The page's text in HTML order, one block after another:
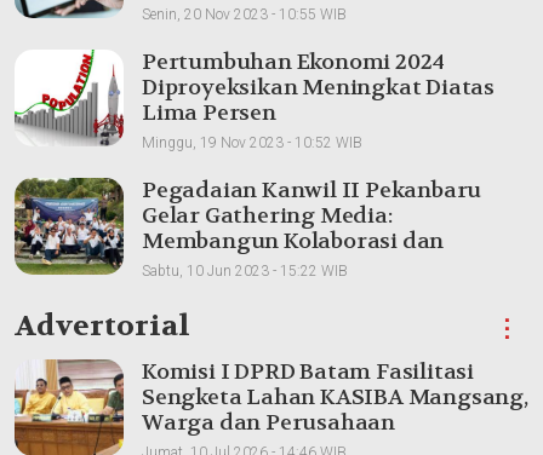
Senin, 20 Nov 2023 - 10:55 WIB
Pertumbuhan Ekonomi 2024
Diproyeksikan Meningkat Diatas
Lima Persen
Minggu, 19 Nov 2023 - 10:52 WIB
Pegadaian Kanwil II Pekanbaru
Gelar Gathering Media:
Membangun Kolaborasi dan
Meningkatkan Pemahaman Produk
Sabtu, 10 Jun 2023 - 15:22 WIB
Advertorial ⋮
Komisi I DPRD Batam Fasilitasi
Sengketa Lahan KASIBA Mangsang,
Warga dan Perusahaan
Dipertemukan